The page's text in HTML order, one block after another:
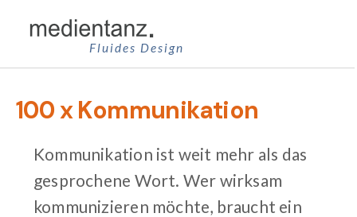
Inhalt
springen
Fluides Design
100 x Kommunikation
Kommunikation ist weit mehr als das
gesprochene Wort. Wer wirksam
kommunizieren möchte, braucht ein